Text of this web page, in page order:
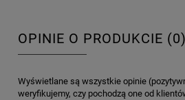
OPINIE O PRODUKCIE (0)
Wyświetlane są wszystkie opinie
weryfikujemy, czy pochodzą one od